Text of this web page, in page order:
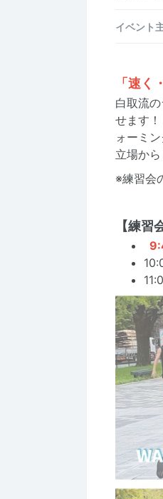
イベント
「速く
白取流
せます
ォーミ
立場か
※練習会
【練習